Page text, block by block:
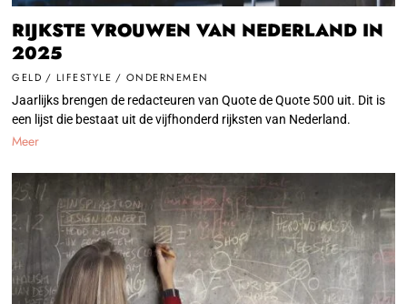
RIJKSTE VROUWEN VAN NEDERLAND IN
2025
GELD / LIFESTYLE / ONDERNEMEN
Jaarlijks brengen de redacteuren van Quote de Quote 500 uit. Dit is
een lijst die bestaat uit de vijfhonderd rijksten van Nederland.
Meer